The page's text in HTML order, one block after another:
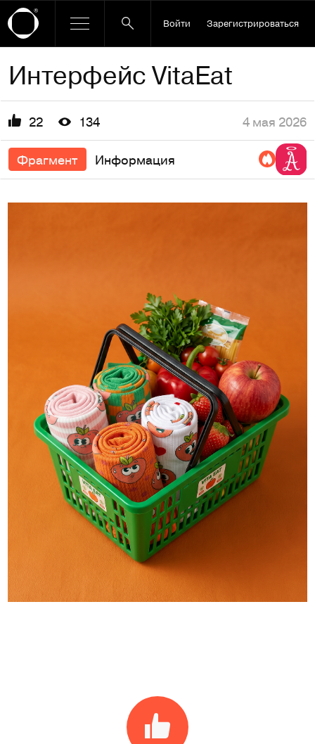
Войти Зарегистрироваться
Интерфейс VitaEat
22 134 4 мая 2026
Фрагмент Информация